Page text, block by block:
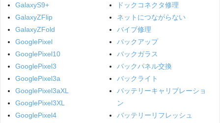
GalaxyS9+
GalaxyZFlip
GalaxyZFold
GooglePixel
GooglePixel10
GooglePixel3
GooglePixel3a
GooglePixel3aXL
GooglePixel3XL
GooglePixel4
ドックコネクタ修理
ネットにつながらない
バイブ修理
バックアップ
バックガラス
バックパネル交換
バックライト
バッテリーキャリブレーショ
ン
バッテリーリフレッシュ